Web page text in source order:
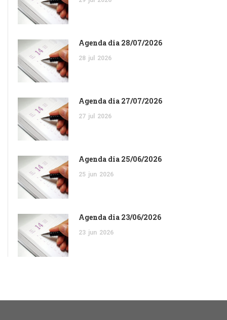
Agenda dia 28/07/2026
28 jul 2026
Agenda dia 27/07/2026
27 jul 2026
Agenda dia 25/06/2026
25 jun 2026
Agenda dia 23/06/2026
23 jun 2026